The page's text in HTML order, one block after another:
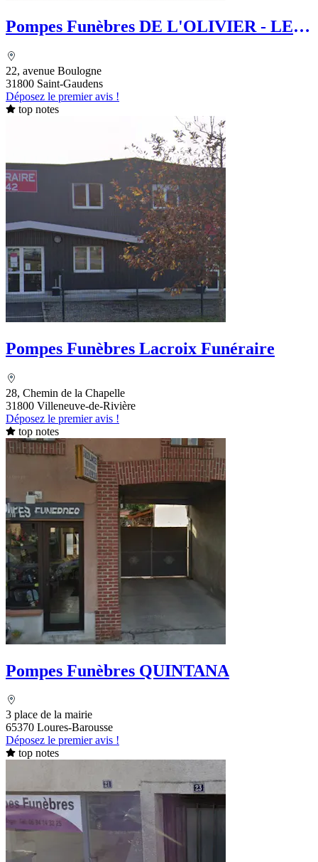
Pompes Funèbres DE L'OLIVIER - LE
22, avenue Boulogne
31800 Saint-Gaudens
Déposez le premier avis !
top notes
Pompes Funèbres Lacroix Funéraire
28, Chemin de la Chapelle
31800 Villeneuve-de-Rivière
Déposez le premier avis !
top notes
Pompes Funèbres QUINTANA
3 place de la mairie
65370 Loures-Barousse
Déposez le premier avis !
top notes